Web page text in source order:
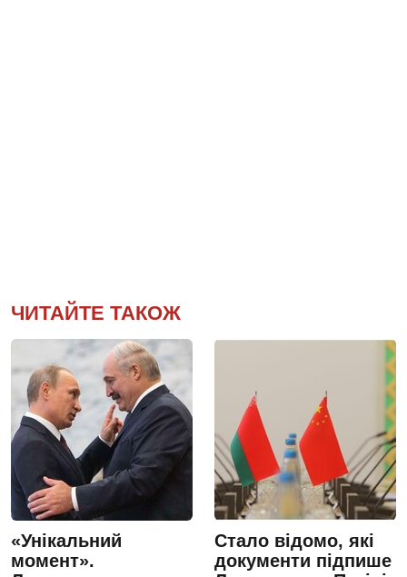
ЧИТАЙТЕ ТАКОЖ
«Унікальний
момент».
Стало відомо, які
документи підпише